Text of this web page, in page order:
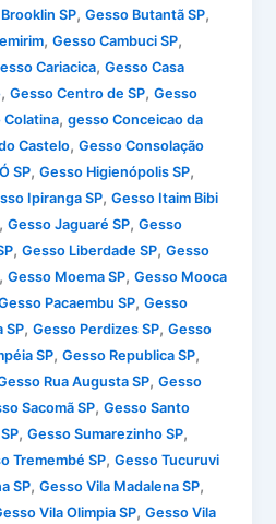
SP,Gesso Butantã SP,
,Gesso Cambuci SP,
Cariacica,Gesso Casa
,Gesso Centro de SP,Gesso
Colatina,gesso Conceicao da
Castelo,Gesso Consolação
SP,Gesso Higienópolis SP,
Ipiranga SP,Gesso Itaim Bibi
,Gesso Jaguaré SP,Gesso
,Gesso Liberdade SP,Gesso
,Gesso Moema SP,Gesso Mooca
Pacaembu SP,Gesso
SP,Gesso Perdizes SP,Gesso
SP,Gesso Republica SP,
Rua Augusta SP,Gesso
Sacomã SP,Gesso Santo
,Gesso Sumarezinho SP,
Tremembé SP,Gesso Tucuruvi
SP,Gesso Vila Madalena SP,
Vila Olimpia SP,Gesso Vila